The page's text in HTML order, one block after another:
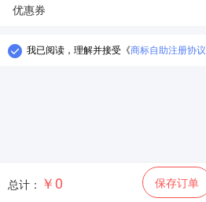
优惠券
我已阅读，理解并接受 《商标自助注册协议
总计： ￥0 保存订单